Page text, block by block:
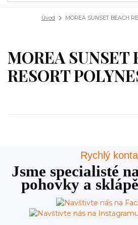
Úvod MOREA SUNSET BEACH
MOREA SUNSET
RESORT
Rychlý
Jsme specialisté
pohovky a